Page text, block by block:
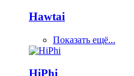
Hawtai
Показать ещё...